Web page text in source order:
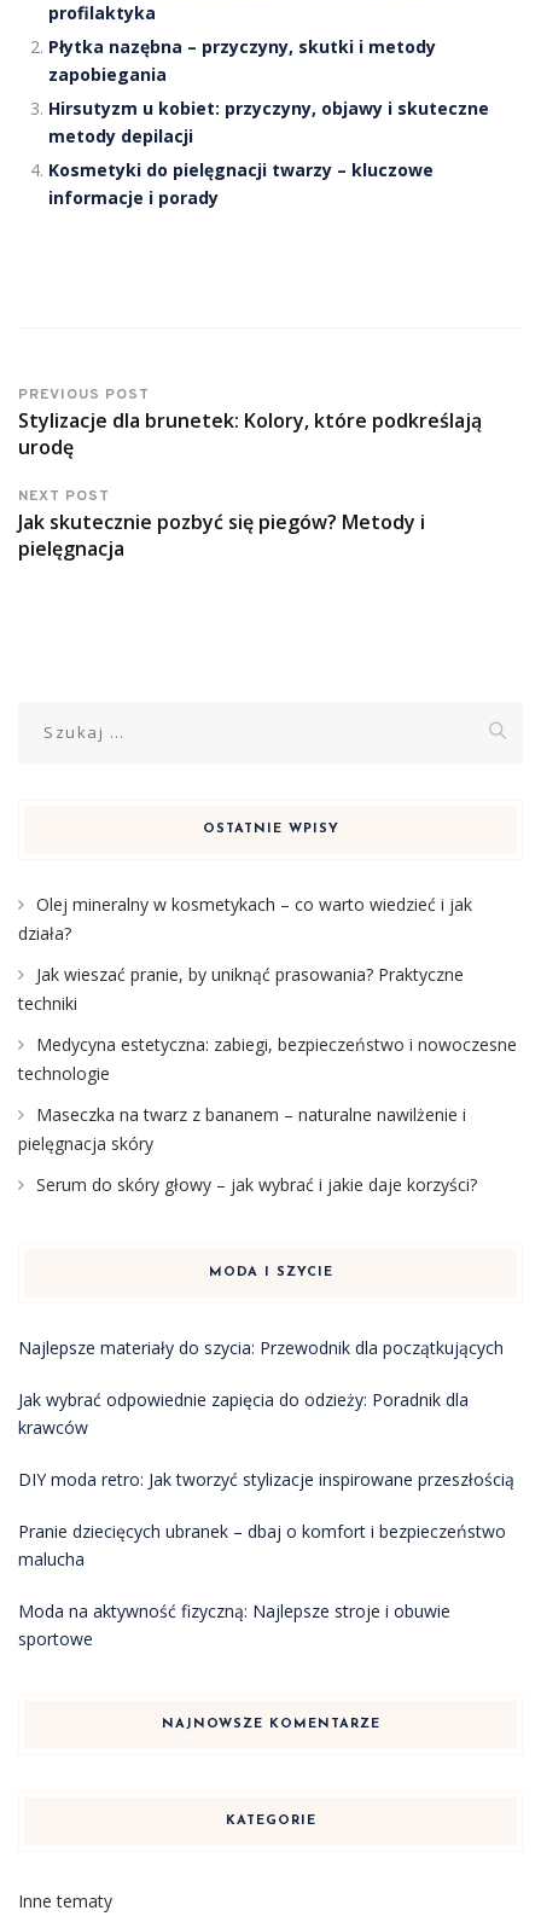
profilaktyka
Płytka nazębna – przyczyny, skutki i metody
zapobiegania
Hirsutyzm u kobiet: przyczyny, objawy i skuteczne
metody depilacji
Kosmetyki do pielęgnacji twarzy – kluczowe
informacje i porady
PREVIOUS POST
Stylizacje dla brunetek: Kolory, które podkreślają
urodę
NEXT POST
Jak skutecznie pozbyć się piegów? Metody i
pielęgnacja
OSTATNIE WPISY
Olej mineralny w kosmetykach – co warto wiedzieć i jak
działa?
Jak wieszać pranie, by uniknąć prasowania? Praktyczne
techniki
Medycyna estetyczna: zabiegi, bezpieczeństwo i nowoczesne
technologie
Maseczka na twarz z bananem – naturalne nawilżenie i
pielęgnacja skóry
Serum do skóry głowy – jak wybrać i jakie daje korzyści?
MODA I SZYCIE
Najlepsze materiały do szycia: Przewodnik dla początkujących
Jak wybrać odpowiednie zapięcia do odzieży: Poradnik dla
krawców
DIY moda retro: Jak tworzyć stylizacje inspirowane przeszłością
Pranie dziecięcych ubranek – dbaj o komfort i bezpieczeństwo
malucha
Moda na aktywność fizyczną: Najlepsze stroje i obuwie
sportowe
NAJNOWSZE KOMENTARZE
KATEGORIE
Inne tematy